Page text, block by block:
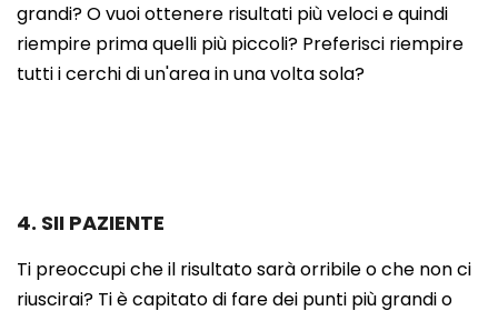
grandi? O vuoi ottenere risultati più veloci e quindi
riempire prima quelli più piccoli? Preferisci riempire
tutti i cerchi di un'area in una volta sola?
4. SII PAZIENTE
Ti preoccupi che il risultato sarà orribile o che non ci
riuscirai? Ti è capitato di fare dei punti più grandi o